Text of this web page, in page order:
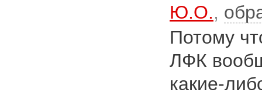
Ю.О.,
Потому
ЛФК
какие-